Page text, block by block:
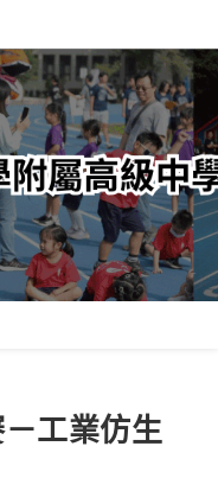
工業仿生